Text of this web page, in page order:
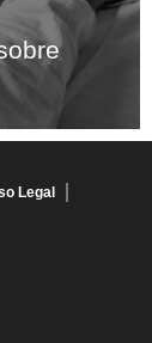
Legal